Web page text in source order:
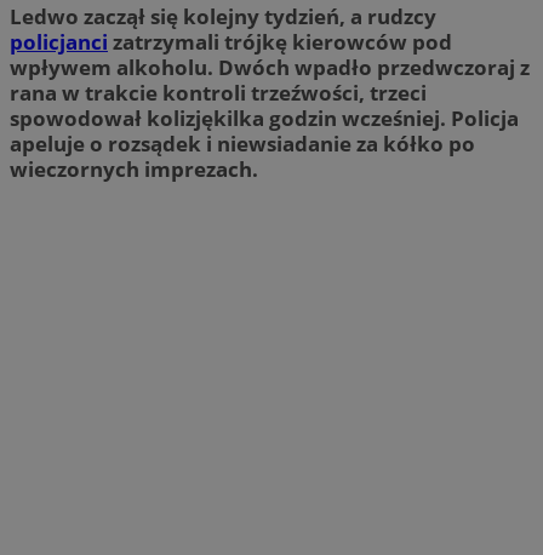
Ledwo zaczął się kolejny tydzień, a rudzcy
policjanci zatrzymali trójkę kierowców pod
wpływem alkoholu. Dwóch wpadło przedwczoraj z
rana w trakcie kontroli trzeźwości, trzeci
spowodował kolizjękilka godzin wcześniej. Policja
apeluje o rozsądek i niewsiadanie za kółko po
wieczornych imprezach.